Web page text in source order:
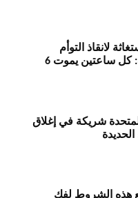
لانقاذ التوأم
الملتصقين وتكشف: كل ساعتين يموت 6
شريكة في إغلاق
هذه الشروط لفك